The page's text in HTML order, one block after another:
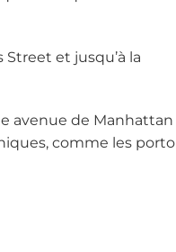
et jusqu’à la
avenue de Manhattan
comme les porto